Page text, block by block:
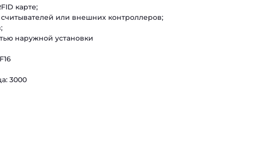
карте;
или внешних контроллеров;
наружной установки
3000